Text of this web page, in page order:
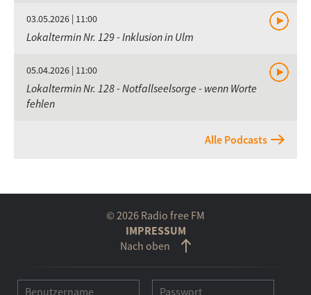
03.05.2026 | 11:00
Lokaltermin Nr. 129 - Inklusion in Ulm
05.04.2026 | 11:00
Lokaltermin Nr. 128 - Notfallseelsorge - wenn Worte
fehlen
Alle Podcasts
© 2026 Radio free FM
IMPRESSUM
Nach oben